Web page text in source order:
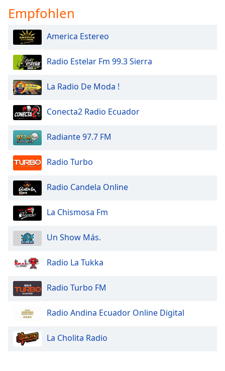
Empfohlen
America Estereo
Radio Estelar Fm 99.3 Sierra
La Radio De Moda !
Conecta2 Radio Ecuador
Radiante 97.7 FM
Radio Turbo
Radio Candela Online
La Chismosa Fm
Un Show Más.
Radio La Tukka
Radio Turbo FM
Radio Andina Ecuador Online Digital
La Cholita Radio